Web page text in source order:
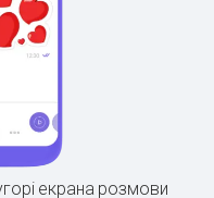
екрана розмови